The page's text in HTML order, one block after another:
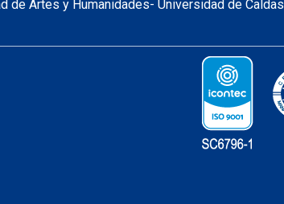
de Artes y Humanidades- Universidad de Caldas